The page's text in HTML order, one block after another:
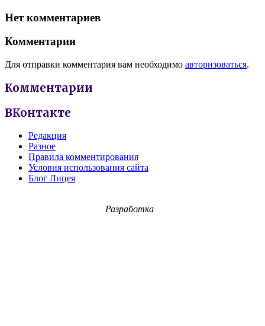
Нет комментариев
Комментарии
Для отправки комментария вам необходимо авторизоваться.
Комментарии
ВКонтакте
Редакция
Разное
Правила комментирования
Условия использования сайта
Блог Лицея
Разработка